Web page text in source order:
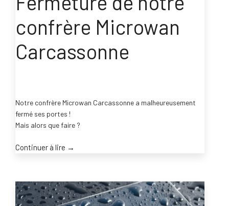
confrère Microwan
Carcassonne
Notre confrère Microwan Carcassonne a malheureusement
fermé ses portes !
Mais alors que faire ?
Continuer à lire “Fermeture
confrère
Microwan
→